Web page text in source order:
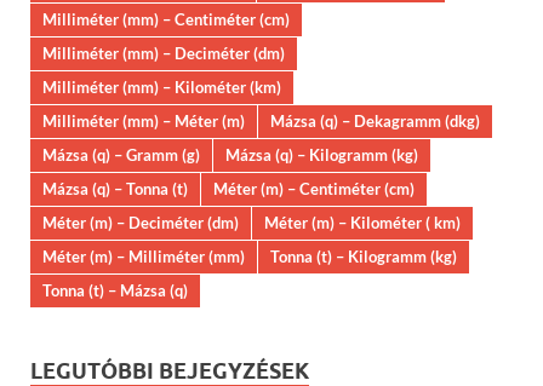
Milliméter (mm) – Centiméter (cm)
Milliméter (mm) – Deciméter (dm)
Milliméter (mm) – Kilométer (km)
Milliméter (mm) – Méter (m)
Mázsa (q) – Dekagramm (dkg)
Mázsa (q) – Gramm (g)
Mázsa (q) – Kilogramm (kg)
Mázsa (q) – Tonna (t)
Méter (m) – Centiméter (cm)
Méter (m) – Deciméter (dm)
Méter (m) – Kilométer ( km)
Méter (m) – Milliméter (mm)
Tonna (t) – Kilogramm (kg)
Tonna (t) – Mázsa (q)
LEGUTÓBBI BEJEGYZÉSEK